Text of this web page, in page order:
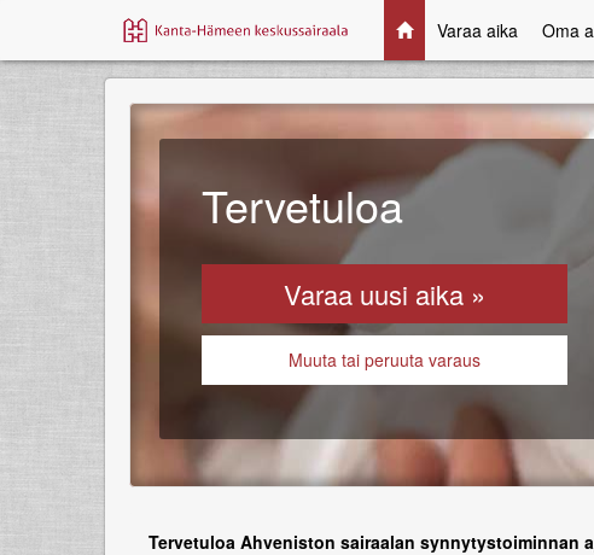
Varaa aika
Oma
Tervetuloa
Varaa uusi aika »
Muuta tai peruuta varaus
Tervetuloa Ahveniston sairaalan synnytystoiminnan